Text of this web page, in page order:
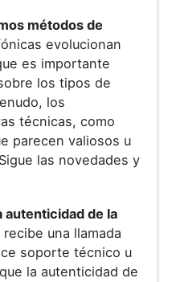
métodos de
evolucionan
es importante
los tipos de
los
técnicas, como
parecen valiosos u
las novedades y
autenticidad de la
una llamada
soporte técnico u
la autenticidad de